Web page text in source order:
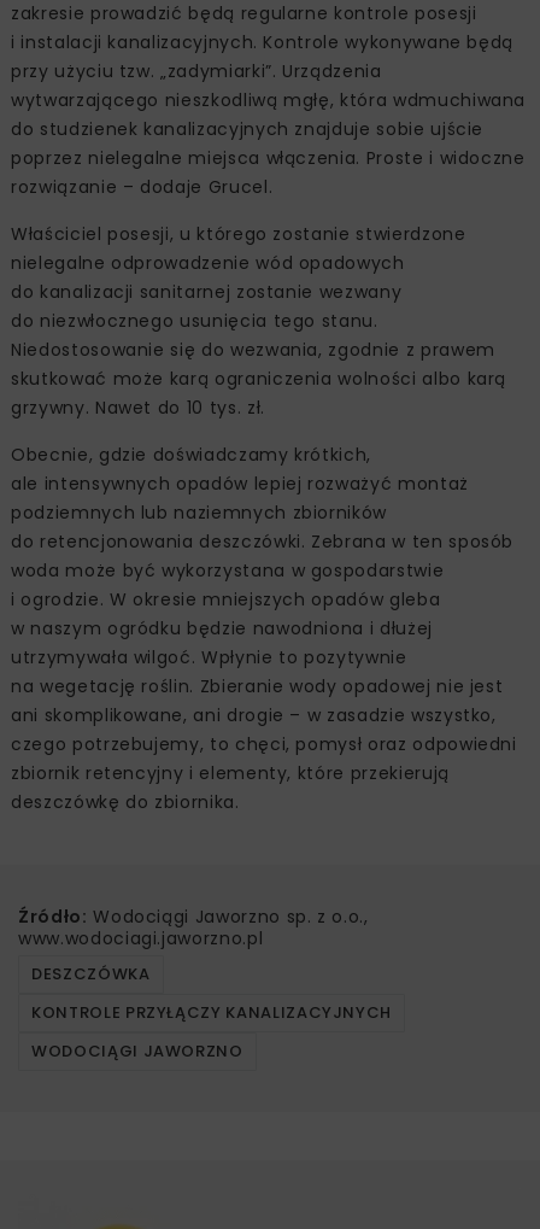
zakresie prowadzić będą regularne kontrole posesji
i instalacji kanalizacyjnych. Kontrole wykonywane będą
przy użyciu tzw. „zadymiarki”. Urządzenia
wytwarzającego nieszkodliwą mgłę, która wdmuchiwana
do studzienek kanalizacyjnych znajduje sobie ujście
poprzez nielegalne miejsca włączenia. Proste i widoczne
rozwiązanie – dodaje Grucel.
Właściciel posesji, u którego zostanie stwierdzone
nielegalne odprowadzenie wód opadowych
do kanalizacji sanitarnej zostanie wezwany
do niezwłocznego usunięcia tego stanu.
Niedostosowanie się do wezwania, zgodnie z prawem
skutkować może karą ograniczenia wolności albo karą
grzywny. Nawet do 10 tys. zł.
Obecnie, gdzie doświadczamy krótkich,
ale intensywnych opadów lepiej rozważyć montaż
podziemnych lub naziemnych zbiorników
do retencjonowania deszczówki. Zebrana w ten sposób
woda może być wykorzystana w gospodarstwie
i ogrodzie. W okresie mniejszych opadów gleba
w naszym ogródku będzie nawodniona i dłużej
utrzymywała wilgoć. Wpłynie to pozytywnie
na wegetację roślin. Zbieranie wody opadowej nie jest
ani skomplikowane, ani drogie – w zasadzie wszystko,
czego potrzebujemy, to chęci, pomysł oraz odpowiedni
zbiornik retencyjny i elementy, które przekierują
deszczówkę do zbiornika.
Źródło: Wodociągi Jaworzno sp. z o.o.,
www.wodociagi.jaworzno.pl
DESZCZÓWKA
KONTROLE PRZYŁĄCZY KANALIZACYJNYCH
WODOCIĄGI JAWORZNO